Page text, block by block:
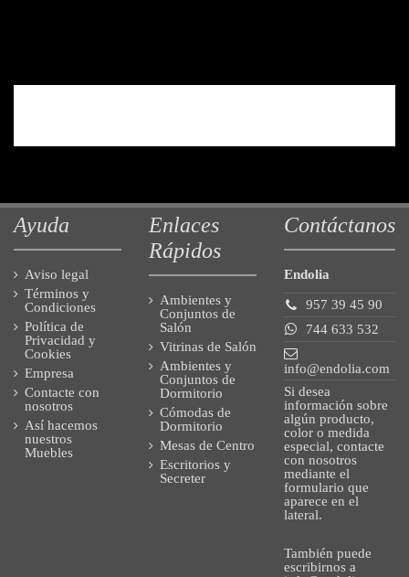
Ayuda
Aviso legal
Términos y
Condiciones
Política de
Privacidad y
Cookies
Empresa
Contacte con
nosotros
Así hacemos
nuestros
Muebles
Enlaces
Rápidos
Ambientes y
Conjuntos de
Salón
Vitrinas de Salón
Ambientes y
Conjuntos de
Dormitorio
Cómodas de
Dormitorio
Mesas de Centro
Escritorios y
Secreter
Contáctanos
Endolia
957 39 45 90
744 633 532
info@endolia.com
Si desea
información sobre
algún producto,
color o medida
especial, contacte
con nosotros
mediante el
formulario que
aparece en el
lateral.
También puede
escribirnos a